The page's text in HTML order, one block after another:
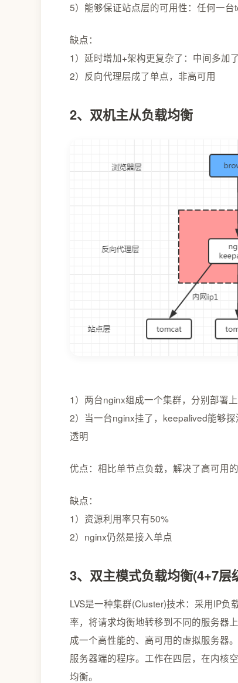
5）能够保证站点层的可用性：任何一
缺点：
1）延时增加+架构更复杂了：中间多加
2）反向代理层成了单点，非高可用
2、双机主从负载均衡
1）两台nginx组成一个集群，分别部署
2）当一台nginx挂了，keepalived能够
透明
优点：相比单节点负载，解决了高可用
缺点：
1）资源利用率只有50%
2）nginx仍然是接入单点
3、双主模式负载均衡(4+7层
LVS是一种集群(Cluster)技术：采用IP
率，将请求均衡地转移到不同的服务器
成一个高性能的、高可用的虚拟服务器
服务器端的程序。工作在四层，在内核
均衡。